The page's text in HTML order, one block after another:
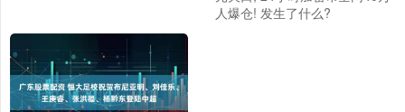
人爆仓! 发生了什么?